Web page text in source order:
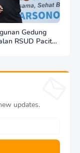
Gedung
RSUD Pacitan
updates.